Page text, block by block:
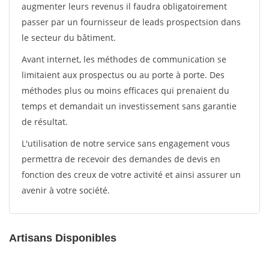
augmenter leurs revenus il faudra obligatoirement
passer par un fournisseur de leads prospectsion dans
le secteur du bâtiment.
Avant internet, les méthodes de communication se
limitaient aux prospectus ou au porte à porte. Des
méthodes plus ou moins efficaces qui prenaient du
temps et demandait un investissement sans garantie
de résultat.
L'utilisation de notre service sans engagement vous
permettra de recevoir des demandes de devis en
fonction des creux de votre activité et ainsi assurer un
avenir à votre société.
Artisans Disponibles